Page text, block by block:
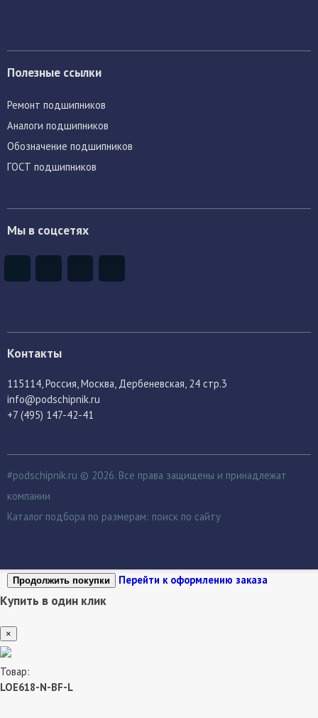
Полезные ссылки
Ремонт подшипников
Аналоги подшипников
Обозначение подшипников
ГОСТ подшипников
Мы в соцсетях
Контакты
115114 , Россия, Москва, Дербеневская, 24 стр.3
info@podschipnik.ru
+7 (495) 147-42-41
#podschipnik.ru © 2026. Все права защищены и принадлежат
компании
Каталог подбора по размерам: поиск по сайту
Продолжить покупки Перейти к оформлению заказа
Купить в один клик
×
Товар:
LOE618-N-BF-L